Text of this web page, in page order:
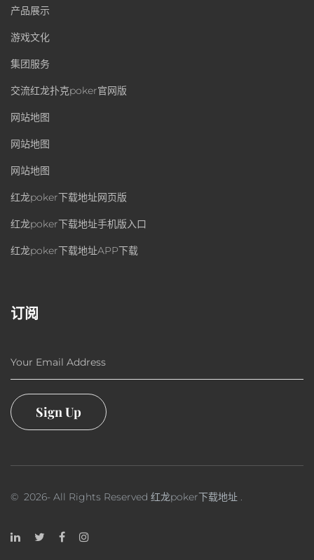
产品展示
游戏文化
集团服务
交流红龙扑克poker官网版
网站地图
网站地图
网站地图
红龙poker下载地址网页版
红龙poker下载地址手机版入口
红龙poker下载地址APP下载
订阅
Your Email Address
Sign Up
© 2026- All Rights Reserved 红龙poker下载地址 .